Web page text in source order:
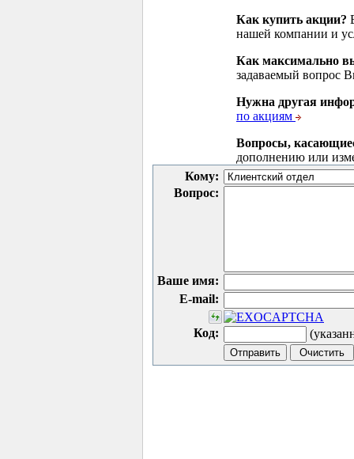
Как купить акции?
нашей компании и
Как максимально
задаваемый вопрос
Нужна другая
по акциям
Вопросы,
дополнению или
Кому:
Вопрос:
Ваше имя:
E-mail:
Код: